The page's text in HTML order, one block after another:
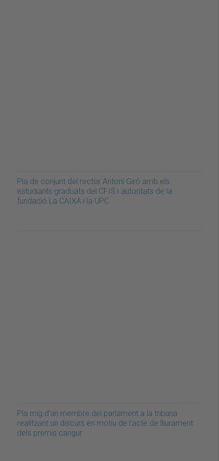
Pla de conjunt del rector Antoni Giró amb els
estudiants graduats del CFIS i autoritats de la
fundació La CAIXA i la UPC
Pla mig d'un membre del parlament a la tribuna
realitzant un discurs en motiu de l'acte de lliurament
dels premis cangur